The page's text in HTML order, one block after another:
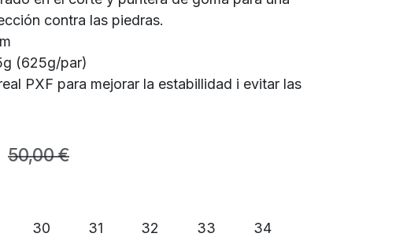
contra las piedras.
(625g/par)
PXF para mejorar la estabillidad i evitar las
50,00€
30 31 32 33 34